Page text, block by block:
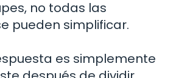
no todas las
pueden simplificar.
es simplemente